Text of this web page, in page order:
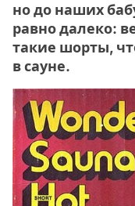
но до наших
равно далеко:
такие шорты,
в сауне.